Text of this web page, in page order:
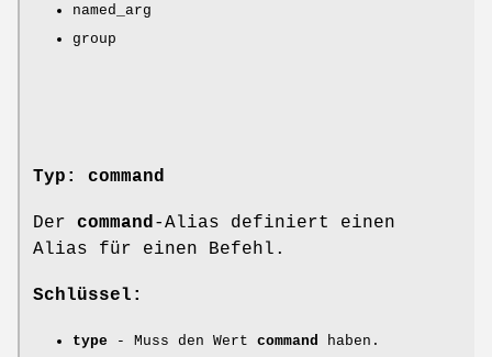
named_arg
group
Typ: command
Der command-Alias definiert einen
Alias für einen Befehl.
Schlüssel:
type - Muss den Wert command haben.